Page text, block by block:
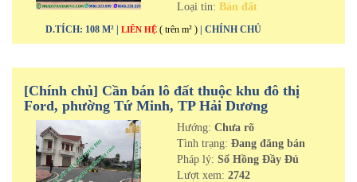
Loại tin: Bán đất
D.TÍCH: 108 M² | LIÊN HỆ ( trên m² ) | CHÍNH CHỦ
[Chính chủ] Cần bán lô đất thuộc khu đô thị
Ford, phường Tứ Minh, TP Hải Dương
Hướng: Chưa rõ
Tình trạng: Đang đăng bán
Pháp lý: Sổ Hồng Đầy Đủ
Lượt xem: 2742